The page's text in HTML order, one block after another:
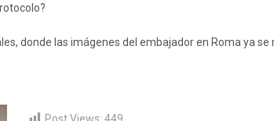
donde las imágenes del embajador en Roma ya